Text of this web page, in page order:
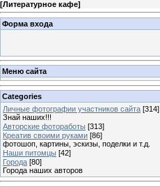
[Литературное кафе]
Форма входа
Меню сайта
Categories
Личные фотографии участников сайта [314]
Знай наших!!!
Авторские фотоработы [313]
Креатив своими руками [86]
фотошоп, картины, эскизы, поделки и т.д.
Наши питомцы [42]
Города [80]
Города наших авторов